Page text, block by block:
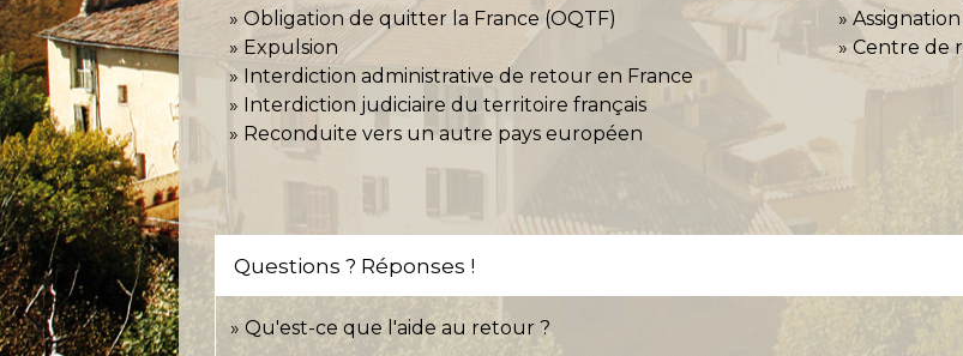
Obligation de quitter la France (OQTF)
Expulsion
Interdiction administrative de retour en France
Interdiction judiciaire du territoire français
Reconduite vers un autre pays européen
Centre de
Questions ? Réponses !
Qu'est-ce que l'aide au retour ?